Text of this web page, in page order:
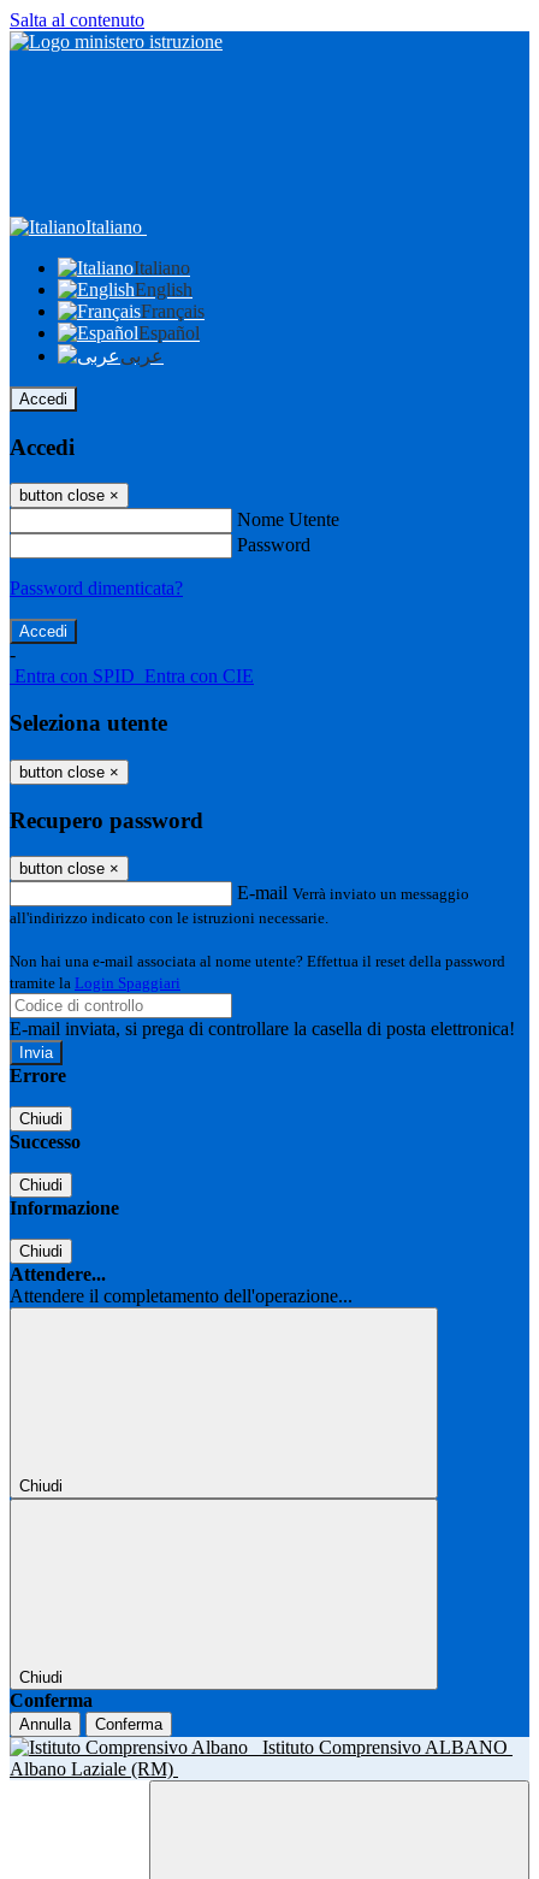
Salta al contenuto
Italiano
Italiano
English
Français
Español
عربى
Accedi
Accedi
button close ×
Nome Utente
Password
Password dimenticata?
-
Entra con SPID Entra con CIE
Seleziona utente
button close ×
Recupero password
button close ×
E-mail Verrà inviato un messaggio
all'indirizzo indicato con le istruzioni necessarie.
Non hai una e-mail associata al nome utente? Effettua il reset della password
tramite la Login Spaggiari
E-mail inviata, si prega di controllare la casella di posta elettronica!
Errore
Chiudi
Successo
Chiudi
Informazione
Chiudi
Attendere...
Attendere il completamento dell'operazione...
Chiudi
Chiudi
Conferma
Annulla Conferma
Istituto Comprensivo ALBANO
Albano Laziale (RM)